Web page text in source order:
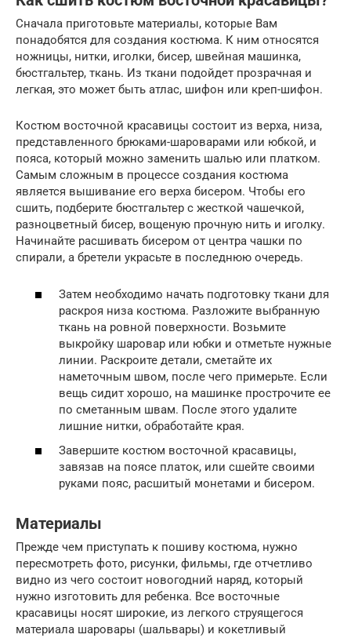
Сначала приготовьте материалы, которые Вам
понадобятся для создания костюма. К ним относятся
ножницы, нитки, иголки, бисер, швейная машинка,
бюстгальтер, ткань. Из ткани подойдет прозрачная и
легкая, это может быть атлас, шифон или креп-шифон.
Костюм восточной красавицы состоит из верха, низа,
представленного брюками-шароварами или юбкой, и
пояса, который можно заменить шалью или платком.
Самым сложным в процессе создания костюма
является вышивание его верха бисером. Чтобы его
сшить, подберите бюстгальтер с жесткой чашечкой,
разноцветный бисер, вощеную прочную нить и иголку.
Начинайте расшивать бисером от центра чашки по
спирали, а бретели украсьте в последнюю очередь.
Затем необходимо начать подготовку ткани для
раскроя низа костюма. Разложите выбранную
ткань на ровной поверхности. Возьмите
выкройку шаровар или юбки и отметьте нужные
линии. Раскроите детали, сметайте их
наметочным швом, после чего примерьте. Если
вещь сидит хорошо, на машинке прострочите ее
по сметанным швам. После этого удалите
лишние нитки, обработайте края.
Завершите костюм восточной красавицы,
завязав на поясе платок, или сшейте своими
руками пояс, расшитый монетами и бисером.
Материалы
Прежде чем приступать к пошиву костюма, нужно
пересмотреть фото, рисунки, фильмы, где отчетливо
видно из чего состоит новогодний наряд, который
нужно изготовить для ребенка. Все восточные
красавицы носят широкие, из легкого струящегося
материала шаровары (шальвары) и кокетливый